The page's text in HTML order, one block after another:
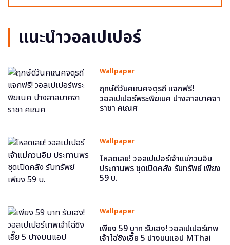
แนะนำวอลเปเปอร์
Wallpaper
ฤกษ์ดีวันคเณศจตุรถี แจกฟรี!
วอลเปเปอร์พระพิฆเนศ ปางลาลบาคจา
ราชา คเณศ
Wallpaper
โหลดเลย! วอลเปเปอร์เจ้าแม่กวนอิม
ประทานพร ชุดเปิดคลัง รับทรัพย์ เพียง
59 บ.
Wallpaper
เพียง 59 บาท รับเฮง! วอลเปเปอร์เทพ
เจ้าไฉ่ซิงเอี๊ย 5 ปางบนแอป MThai